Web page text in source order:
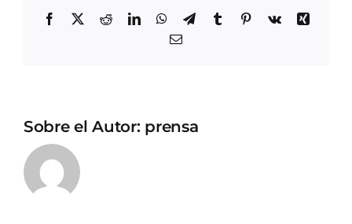
Facebook
X RedditLinkedInWhatsApp
TelegramTumblrPinterest
Vk
Xing
Correo
Sobre el Autor: prensa